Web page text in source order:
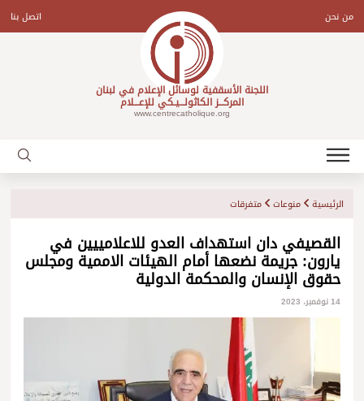
contentمن نحن اتصل بنا
اللجنة الأسقفية لوسائل الإعلام في لبنان
المركـــز الكاثولـــيـكي للإعـــلام
www.centrecatholique.org
الرئيسية منوعات متفرقات
القصيفي دان استهداف العدو للاعلامييين في
يارون: جريمة نضعها أمام الهيئات الاممية ومجلس
حقوق الإنسان والمحكمة الدولية
14 نوفمبر، 2023